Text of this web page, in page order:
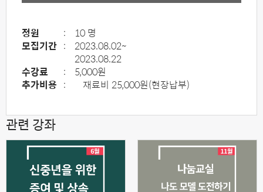
정원 :
10 명
모집기간 :
2023.08.02~
2023.08.22
수강료
:
5,000원
추가비용 : 재료비 25,000원(현장납부)
관련 강좌